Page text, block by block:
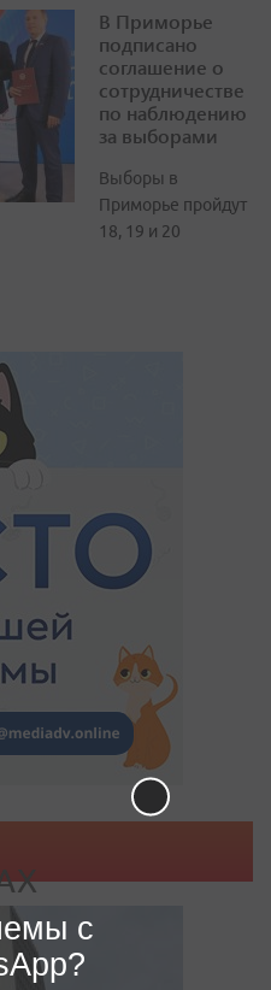
В Приморье
подписано
соглашение о
сотрудничестве
по наблюдению
за выборами
Выборы в
Приморье пройдут
18, 19 и 20
с